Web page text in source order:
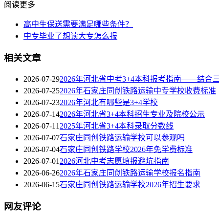
阅读更多
高中生保送需要满足哪些条件？
中专毕业了想读大专怎么报
相关文章
2026-07-292026年河北省中考3+4本科报考指南——结合
2026-07-252026年石家庄同创铁路运输中专学校收费标准
2026-07-232026年河北有哪些是3+4学校
2026-07-142026年河北省3+4本科招生专业及院校公示
2026-07-11 2025年河北省3+4本科录取分数线
2026-07-07石家庄同创铁路运输学校可以参观吗
2026-07-04石家庄同创铁路学校2026年免学费标准
2026-07-01 2026河北中考志愿填报避坑指南
2026-06-262026年石家庄同创铁路运输学校报名指南
2026-06-15石家庄同创铁路运输学校2026年招生要求
网友评论